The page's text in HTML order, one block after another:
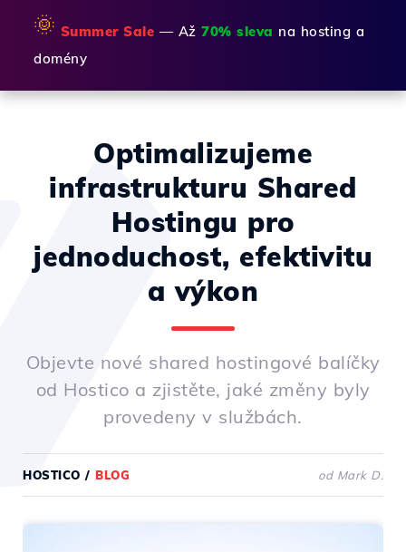
🌞 Summer Sale — Až 70% sleva na hosting a
domény
Optimalizujeme
infrastrukturu Shared
Hostingu pro
jednoduchost, efektivitu
a výkon
Objevte nové shared hostingové balíčky
od Hostico a zjistěte, jaké změny byly
provedeny v službách.
HOSTICO / BLOG od Mark D.